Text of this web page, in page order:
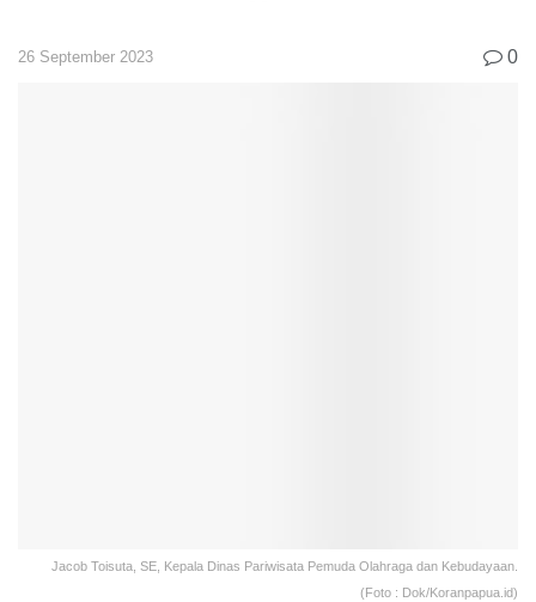
26 September 2023 0
Jacob Toisuta, SE, Kepala Dinas Pariwisata Pemuda Olahraga dan Kebudayaan.
(Foto : Dok/Koranpapua.id)